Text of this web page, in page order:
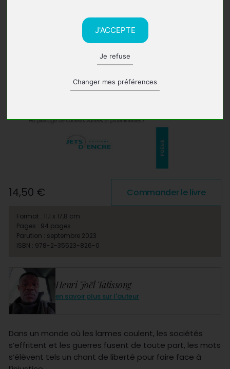
J'ACCEPTE
Je refuse
Changer mes préférences
Henri Joël Tatissong
en savoir plus sur l'auteur
Dans un monde où les larmes coulent, les sociétés
s’effritent et les guerres fusent de toute part, les mots
s’élèvent tels un chant de liberté pour faire face à
14,50 € Commander le livre
Format : 11,1 x 17,8 cm
Pages : 94 pages
Parution : septembre 2023
ISBN : 978-2-35523-826-0